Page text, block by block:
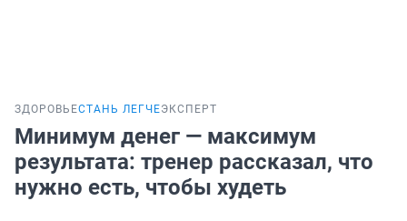
ЗДОРОВЬЕСТАНЬ ЛЕГЧЕЭКСПЕРТ
Минимум денег — максимум
результата: тренер рассказал, что
нужно есть, чтобы худеть